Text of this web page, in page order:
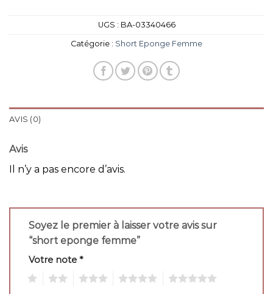
UGS : BA-03340466
Catégorie : Short Eponge Femme
AVIS (0)
Avis
Il n’y a pas encore d’avis.
Soyez le premier à laisser votre avis sur
“short eponge femme”
Votre note *